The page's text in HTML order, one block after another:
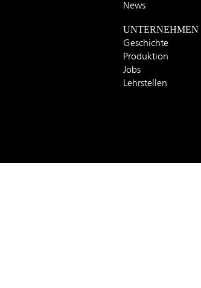
News
UNTERNEHMEN
Geschichte
Produktion
Jobs
Lehrstellen